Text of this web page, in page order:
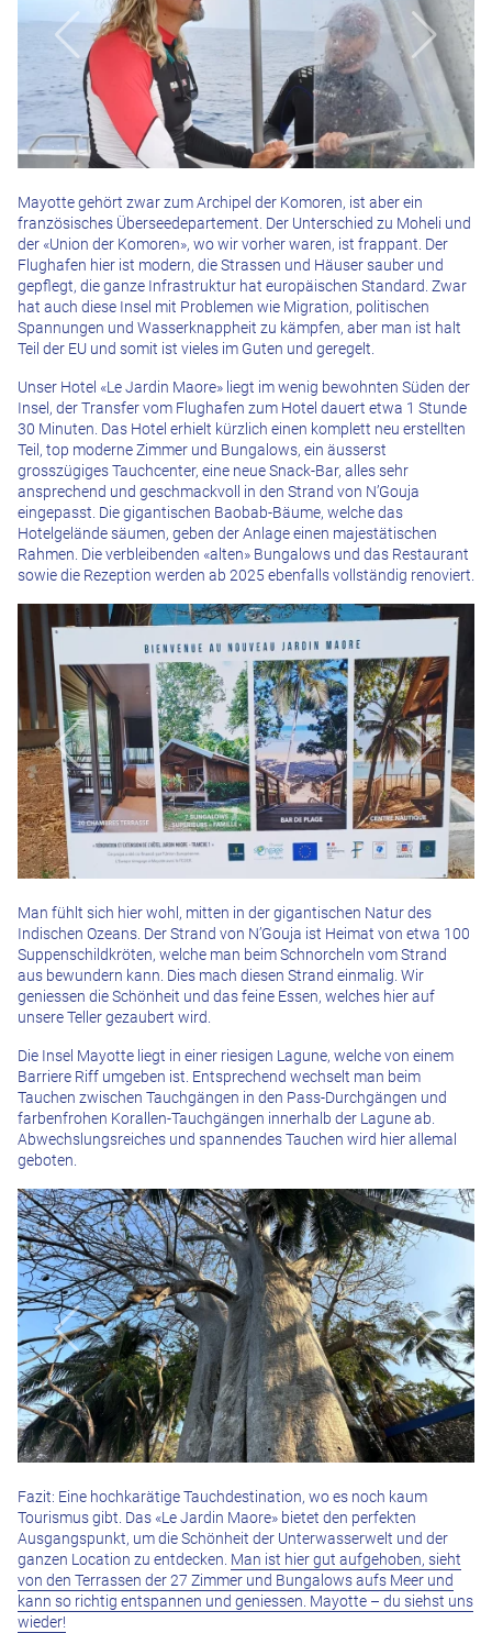
Mayotte gehört zwar zum Archipel der Komoren, ist aber ein
französisches Überseedepartement. Der Unterschied zu Moheli und
der «Union der Komoren», wo wir vorher waren, ist frappant. Der
Flughafen hier ist modern, die Strassen und Häuser sauber und
gepflegt, die ganze Infrastruktur hat europäischen Standard. Zwar
hat auch diese Insel mit Problemen wie Migration, politischen
Spannungen und Wasserknappheit zu kämpfen, aber man ist halt
Teil der EU und somit ist vieles im Guten und geregelt.
Unser Hotel «Le Jardin Maore» liegt im wenig bewohnten Süden der
Insel, der Transfer vom Flughafen zum Hotel dauert etwa 1 Stunde
30 Minuten. Das Hotel erhielt kürzlich einen komplett neu erstellten
Teil, top moderne Zimmer und Bungalows, ein äusserst
grosszügiges Tauchcenter, eine neue Snack-Bar, alles sehr
ansprechend und geschmackvoll in den Strand von N’Gouja
eingepasst. Die gigantischen Baobab-Bäume, welche das
Hotelgelände säumen, geben der Anlage einen majestätischen
Rahmen. Die verbleibenden «alten» Bungalows und das Restaurant
sowie die Rezeption werden ab 2025 ebenfalls vollständig renoviert.
Man fühlt sich hier wohl, mitten in der gigantischen Natur des
Indischen Ozeans. Der Strand von N’Gouja ist Heimat von etwa 100
Suppenschildkröten, welche man beim Schnorcheln vom Strand
aus bewundern kann. Dies mach diesen Strand einmalig. Wir
geniessen die Schönheit und das feine Essen, welches hier auf
unsere Teller gezaubert wird.
Die Insel Mayotte liegt in einer riesigen Lagune, welche von einem
Barriere Riff umgeben ist. Entsprechend wechselt man beim
Tauchen zwischen Tauchgängen in den Pass-Durchgängen und
farbenfrohen Korallen-Tauchgängen innerhalb der Lagune ab.
Abwechslungsreiches und spannendes Tauchen wird hier allemal
geboten.
Fazit: Eine hochkarätige Tauchdestination, wo es noch kaum
Tourismus gibt. Das «Le Jardin Maore» bietet den perfekten
Ausgangspunkt, um die Schönheit der Unterwasserwelt und der
ganzen Location zu entdecken. Man ist hier gut aufgehoben, sieht
von den Terrassen der 27 Zimmer und Bungalows aufs Meer und
kann so richtig entspannen und geniessen. Mayotte – du siehst uns
wieder!